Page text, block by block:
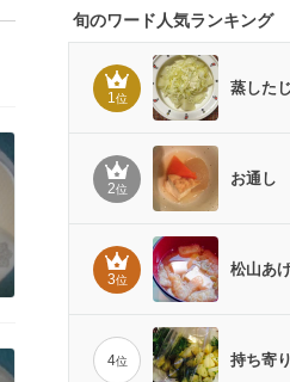
旬のワード人気ランキング
1位
蒸した
2位
お通し
3位
松山あ
4位 持ち寄り